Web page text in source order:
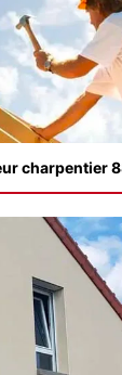
charpentier